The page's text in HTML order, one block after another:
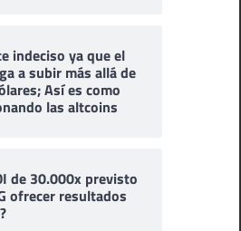
indeciso ya que el
a subir más allá de
Así es como
las altcoins
de 30.000x previsto
ofrecer resultados